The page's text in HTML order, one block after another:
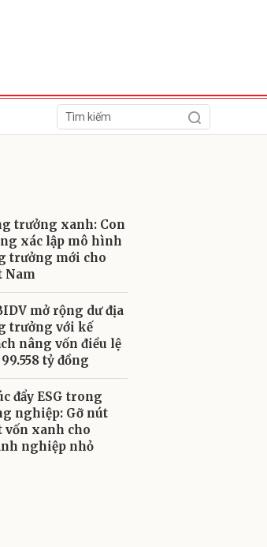
trưởng xanh: Con
xác lập mô hình
trưởng mới cho
Nam
mở rộng dư địa
trưởng với kế
nâng vốn điều lệ
tỷ đồng
đẩy ESG trong
nghiệp: Gỡ nút
vốn xanh cho
nghiệp nhỏ